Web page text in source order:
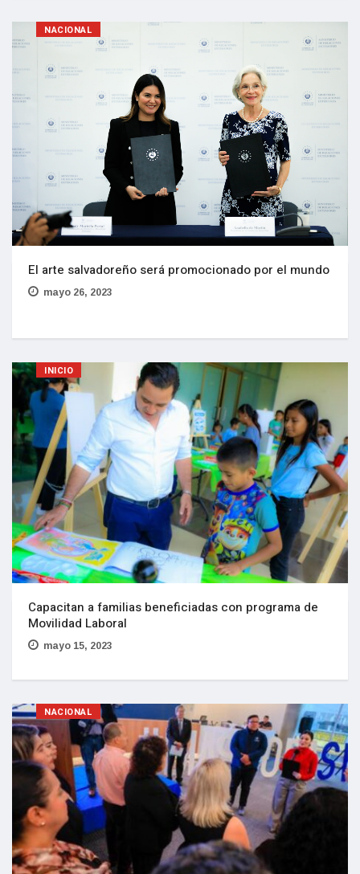
NACIONAL
El arte salvadoreño será promocionado por el mundo
mayo 26, 2023
INICIO
Capacitan a familias beneficiadas con programa de
Movilidad Laboral
mayo 15, 2023
NACIONAL